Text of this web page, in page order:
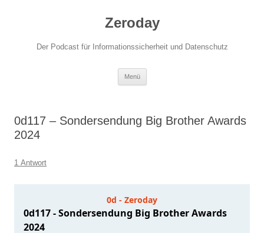
Zeroday
Der Podcast für Informationssicherheit und Datenschutz
Menü
0d117 – Sondersendung Big Brother Awards
2024
1 Antwort